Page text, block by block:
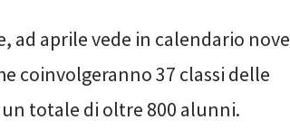
ad aprile vede in calendario nove
coinvolgeranno 37 classi delle
totale di oltre 800 alunni.